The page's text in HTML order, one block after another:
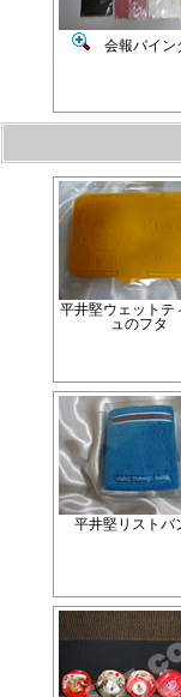
会報バイン
平井堅ウェットテ
ュのフタ
平井堅リストバ